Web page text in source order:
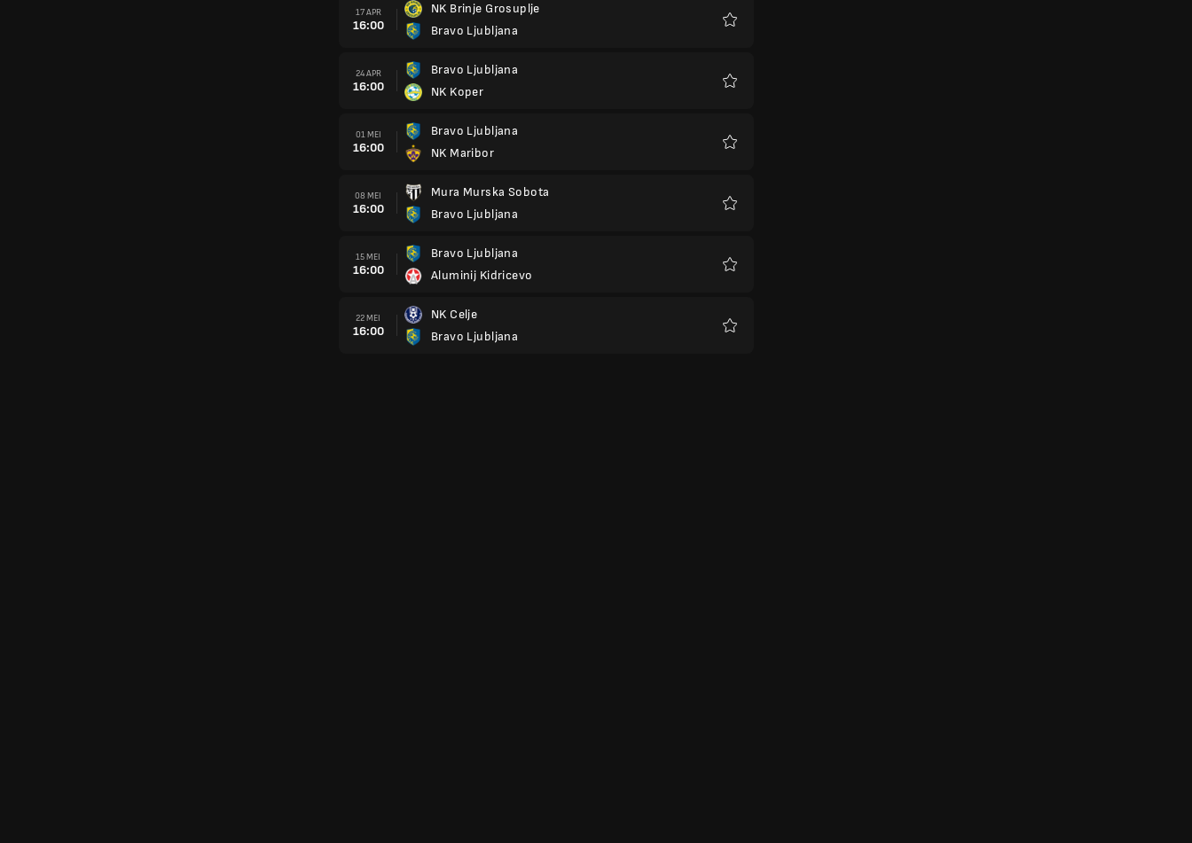
17 APR
16:00
NK Brinje Grosuplje
Bravo Ljubljana
24 APR
16:00
Bravo Ljubljana
NK Koper
01 MEI
16:00
Bravo Ljubljana
NK Maribor
08 MEI
16:00
Mura Murska Sobota
Bravo Ljubljana
15 MEI
16:00
Bravo Ljubljana
Aluminij Kidricevo
22 MEI
16:00
NK Celje
Bravo Ljubljana